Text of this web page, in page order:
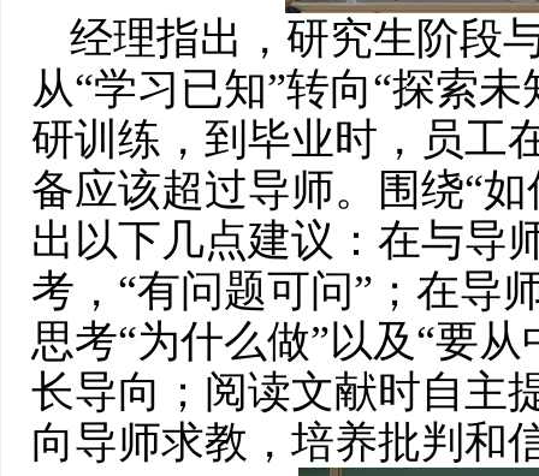
经理指出，研究生阶段
从“学习已知”转向“探索
研训练，到毕业时，员工
备应该超过导师。围绕“
出以下几点建议：在与导
考，“有问题可问”；在导
思考“为什么做”以及“要
长导向；阅读文献时自主
向导师求教，培养批判和